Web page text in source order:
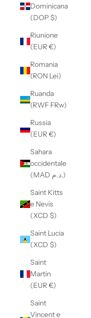
Dominicana
(DOP $)
Riunione
(EUR €)
Romania
(RON Lei)
Ruanda
(RWF FRw)
Russia
(EUR €)
Sahara
occidentale
(MAD د.م.)
Saint Kitts
e Nevis
(XCD $)
Saint Lucia
(XCD $)
Saint
Martin
(EUR €)
Saint
Vincent e